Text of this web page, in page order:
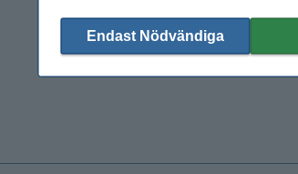
Endast Nödvändiga